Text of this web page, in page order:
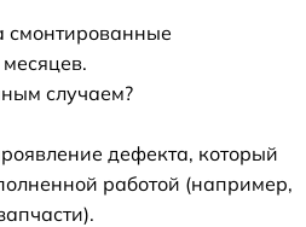
смонтированные
случаем?
дефекта, который
работой (например,